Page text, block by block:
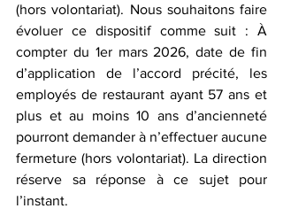
(hors volontariat). Nous souhaitons faire
évoluer ce dispositif comme suit : À
compter du 1er mars 2026, date de fin
d’application de l’accord précité, les
employés de restaurant ayant 57 ans et
plus et au moins 10 ans d’ancienneté
pourront demander à n’effectuer aucune
fermeture (hors volontariat). La direction
réserve sa réponse à ce sujet pour
l’instant.